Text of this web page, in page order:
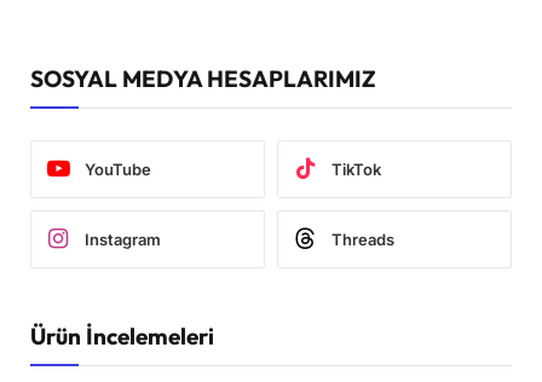
SOSYAL MEDYA HESAPLARIMIZ
YouTube TikTok
Instagram Threads
Ürün İncelemeleri